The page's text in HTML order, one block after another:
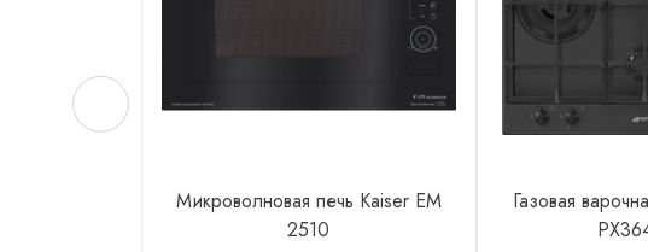
Микроволновая печь Kaiser EM
2510
Газовая